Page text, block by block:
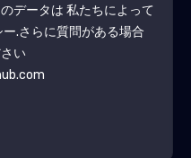
データは 私たちによって
ー.さらに質問がある場合
い